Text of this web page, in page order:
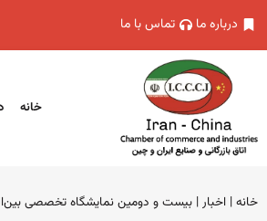
درباره ما تماس با ما
خانه
خانه| اخبار | بیست و دومین نمایشگاه تخصصی